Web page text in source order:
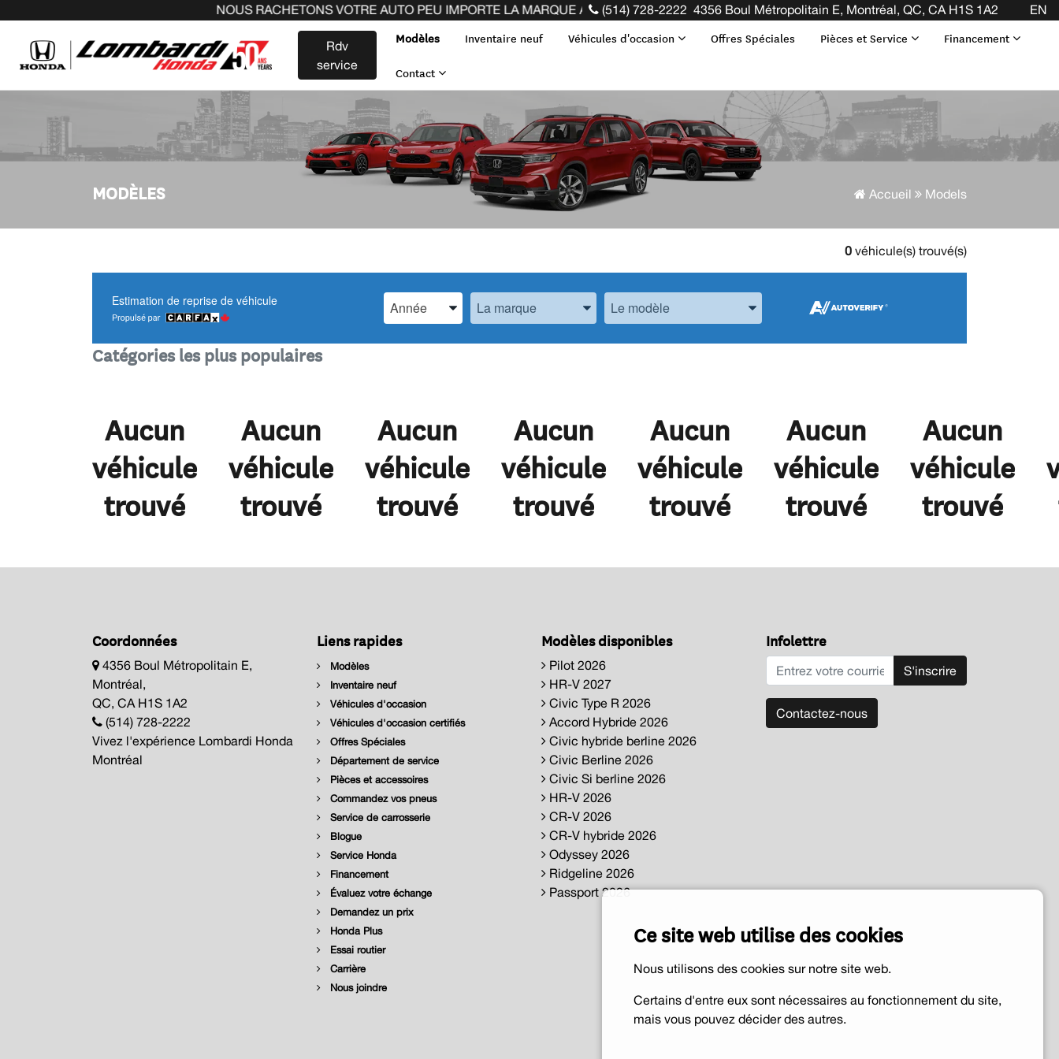
NOUS RACHETONS VOTRE AUTO PEU IMPORTE LA MARQUE AVANT LA FIN DE VOTRE BAIL ! CLIQUEZ ICI
(514) 728-2222 4356 Boul Métropolitain E, Montréal, QC, CA H1S 1A2 EN
Rdv
service
Modèles Inventaire neuf Véhicules d'occasion Offres Spéciales Pièces et Service Financement
Contact
Accueil Models
MODÈLES
0 véhicule(s) trouvé(s)
Estimation de reprise de véhicule Spécifiez l’Année, la Marque et le Modèle
Spécifiez l’Année, la Marque et le ModèleSpécifiez l’Année, la Marque et le Modèle
Catégories les plus populaires
Aucun
véhicule
trouvé
Aucun
véhicule
trouvé
Aucun
véhicule
trouvé
Aucun
véhicule
trouvé
Aucun
véhicule
trouvé
Aucun
véhicule
trouvé
Aucun
véhicule
trouvé
Coordonnées
4356 Boul Métropolitain E,
Montréal,
QC, CA H1S 1A2
(514) 728-2222
Vivez l'expérience Lombardi Honda
Montréal
Liens rapides
Modèles
Inventaire neuf
Véhicules d'occasion
Véhicules d'occasion certifiés
Offres Spéciales
Département de service
Pièces et accessoires
Commandez vos pneus
Service de carrosserie
Blogue
Service Honda
Financement
Évaluez votre échange
Demandez un prix
Honda Plus
Essai routier
Carrière
Nous joindre
Modèles disponibles
Pilot 2026
HR-V 2027
Civic Type R 2026
Accord Hybride 2026
Civic hybride berline 2026
Civic Berline 2026
Civic Si berline 2026
HR-V 2026
CR-V 2026
CR-V hybride 2026
Odyssey 2026
Ridgeline 2026
Passport 2026
Infolettre
S'inscrire
Contactez-nous
Ce site web utilise des cookies
Nous utilisons des cookies sur notre site web.
Certains d'entre eux sont nécessaires au fonctionnement du site,
mais vous pouvez décider des autres.